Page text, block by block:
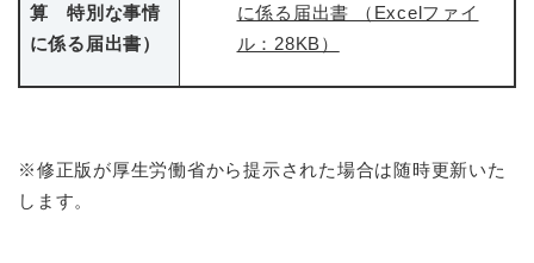
算 特別な事情
に係る届出書）
に係る届出書 （Excelファイ
ル：28KB）
※修正版が厚生労働省から提示された場合は随時更新いた
します。